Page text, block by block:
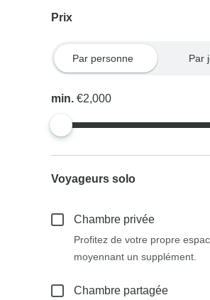
Prix
Par personne Par
min.€2,000
Voyageurs solo
Chambre privée
Profitez de votre propre
moyennant un supplément.
Chambre partagée